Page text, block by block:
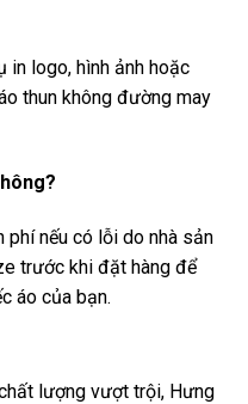
in logo, hình ảnh hoặc
thun không đường may
nếu có lỗi do nhà sản
trước khi đặt hàng để
áo của bạn.
lượng vượt trội, Hưng